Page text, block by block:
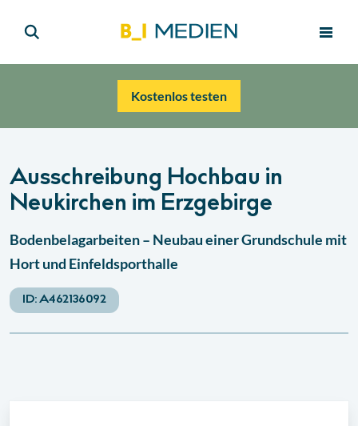
Kostenlos testen
Ausschreibung Hochbau in
Neukirchen im Erzgebirge
Bodenbelagarbeiten – Neubau einer Grundschule mit
Hort und Einfeldsporthalle
ID:A462136092